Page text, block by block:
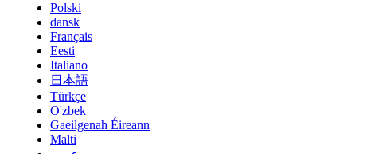
Polski
dansk
Français
Eesti
Italiano
日本語
Türkçe
O'zbek
Gaeilgenah Éireann
Malti